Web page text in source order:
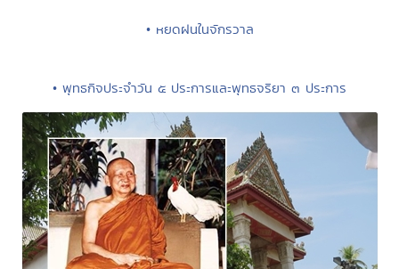
• หยดฝนในจักรวาล
• พุทธกิจประจำวัน ๕ ประการและพุทธจริยา ๓ ประการ